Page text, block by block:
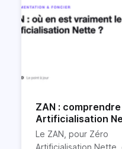
ZAN :
Artificialisation
son impact sur
Le ZAN, pour Zéro